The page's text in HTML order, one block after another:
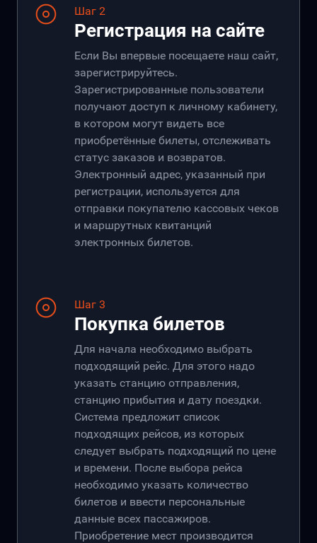
Шаг 2
Регистрация на сайте
Если Вы впервые посещаете наш сайт,
зарегистрируйтесь.
Зарегистрированные пользователи
получают доступ к личному кабинету,
в котором могут видеть все
приобретённые билеты, отслеживать
статус заказов и возвратов.
Электронный адрес, указанный при
регистрации, используется для
отправки покупателю кассовых чеков
и маршрутных квитанций
электронных билетов.
Шаг 3
Покупка билетов
Для начала необходимо выбрать
подходящий рейс. Для этого надо
указать станцию отправления,
станцию прибытия и дату поездки.
Система предложит список
подходящих рейсов, из которых
следует выбрать подходящий по цене
и времени. После выбора рейса
необходимо указать количество
билетов и ввести персональные
данные всех пассажиров.
Приобретение мест производится